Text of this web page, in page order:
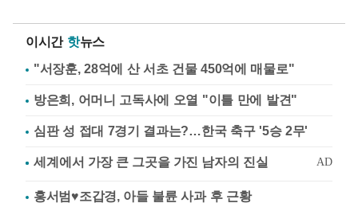
이시간 핫뉴스
"서장훈, 28억에 산 서초 건물 450억에 매물로"
방은희, 어머니 고독사에 오열 "이틀 만에 발견"
심판 성 접대 7경기 결과는?…한국 축구 '5승 2무'
홍서범♥조갑경, 아들 불륜 사과 후 근황